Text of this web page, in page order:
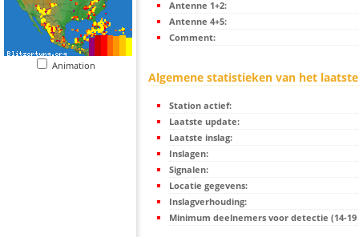
Animation
Antenne 1+2:
Antenne 4+5:
Comment:
Algemene statistieken van het
Station actief:
Laatste update:
Laatste inslag:
Inslagen:
Signalen:
Locatie gegevens:
Inslagverhouding:
Minimum deelnemers voor detectie (14-